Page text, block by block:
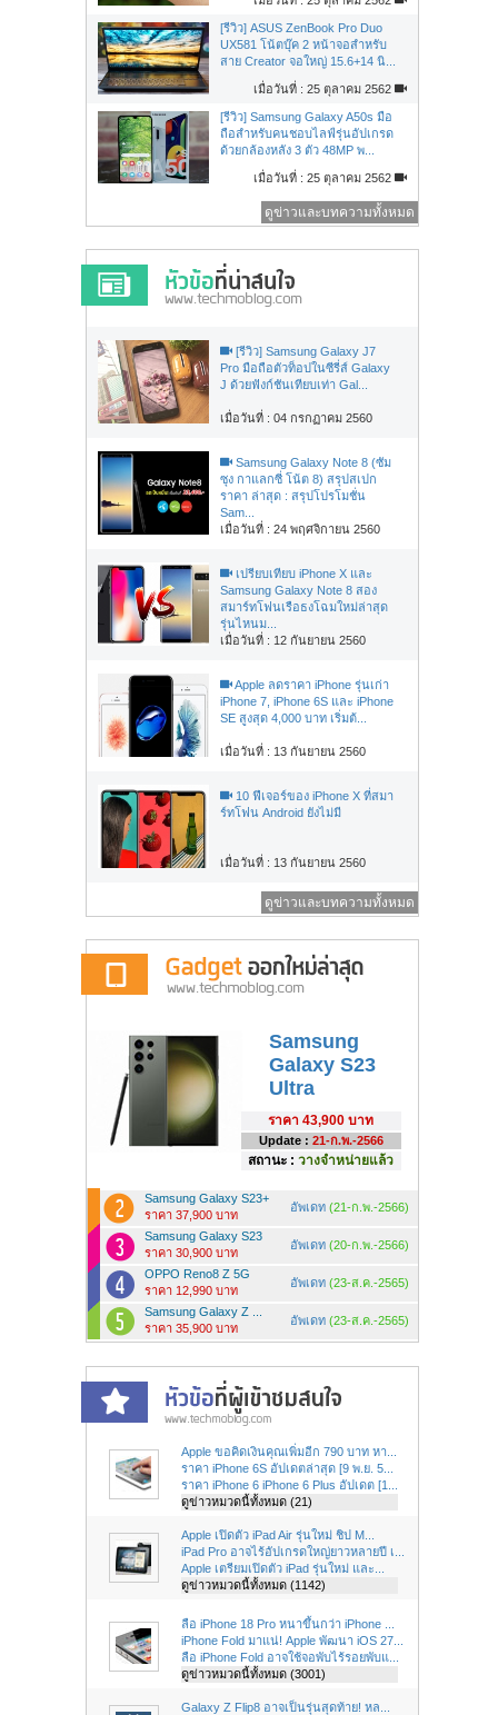
[รีวิว] ASUS ZenBook Pro Duo
UX581 โน้ตบุ๊ค 2 หน้าจอสำหรับ
สาย Creator จอใหญ่ 15.6+14 นิ...
เมื่อวันที่ : 25 ตุลาคม 2562
[รีวิว] Samsung Galaxy A50s มือ
ถือสำหรับคนชอบไลฟ์รุ่นอัปเกรด
ด้วยกล้องหลัง 3 ตัว 48MP พ...
เมื่อวันที่ : 25 ตุลาคม 2562
ดูข่าวและบทความทั้งหมด
[รีวิว] Samsung Galaxy J7
Pro มือถือตัวท็อปในซีรี่ส์ Galaxy
J ด้วยฟังก์ชันเทียบเท่า Gal...
เมื่อวันที่ : 04 กรกฏาคม 2560
Samsung Galaxy Note 8 (ซัม
ซุง กาแลกซี่ โน้ต 8) สรุปสเปก
ราคา ล่าสุด : สรุปโปรโมชั่น
Sam...
เมื่อวันที่ : 24 พฤศจิกายน 2560
เปรียบเทียบ iPhone X และ
Samsung Galaxy Note 8 สอง
สมาร์ทโฟนเรือธงโฉมใหม่ล่าสุด
รุ่นไหนม...
เมื่อวันที่ : 12 กันยายน 2560
Apple ลดราคา iPhone รุ่นเก่า
iPhone 7, iPhone 6S และ iPhone
SE สูงสุด 4,000 บาท เริ่มต้...
เมื่อวันที่ : 13 กันยายน 2560
10 ฟีเจอร์ของ iPhone X ที่สมา
ร์ทโฟน Android ยังไม่มี
เมื่อวันที่ : 13 กันยายน 2560
ดูข่าวและบทความทั้งหมด
Samsung
Galaxy S23
Ultra
ราคา 43,900 บาท
Update : 21-ก.พ.-2566
สถานะ : วางจำหน่ายแล้ว
Samsung Galaxy S23+
ราคา 37,900 บาท
อัพเดท (21-ก.พ.-2566)
Samsung Galaxy S23
ราคา 30,900 บาท
อัพเดท (20-ก.พ.-2566)
OPPO Reno8 Z 5G
ราคา 12,990 บาท
อัพเดท (23-ส.ค.-2565)
Samsung Galaxy Z ...
ราคา 35,900 บาท
อัพเดท (23-ส.ค.-2565)
Apple ขอคิดเงินคุณเพิ่มอีก 790 บาท หา...
ราคา iPhone 6S อัปเดตล่าสุด [9 พ.ย. 5...
ราคา iPhone 6 iPhone 6 Plus อัปเดต [1...
ดูข่าวหมวดนี้ทั้งหมด (21)
Apple เปิดตัว iPad Air รุ่นใหม่ ชิป M...
iPad Pro อาจไร้อัปเกรดใหญ่ยาวหลายปี เ...
Apple เตรียมเปิดตัว iPad รุ่นใหม่ และ...
ดูข่าวหมวดนี้ทั้งหมด (1142)
ลือ iPhone 18 Pro หนาขึ้นกว่า iPhone ...
iPhone Fold มาแน่! Apple พัฒนา iOS 27...
ลือ iPhone Fold อาจใช้จอพับไร้รอยพับแ...
ดูข่าวหมวดนี้ทั้งหมด (3001)
Galaxy Z Flip8 อาจเป็นรุ่นสุดท้าย! หล...